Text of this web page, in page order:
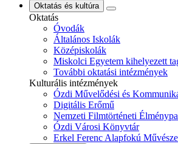
Oktatás és kultúra
Oktatás
Óvodák
Általános Iskolák
Középiskolák
Miskolci Egyetem kihelyezett
További oktatási intézmények
Kulturális intézmények
Ózdi Művelődési és
Digitális Erőmű
Nemzeti Filmtörténeti
Ózdi Városi Könyvtár
Erkel Ferenc Alapfokú